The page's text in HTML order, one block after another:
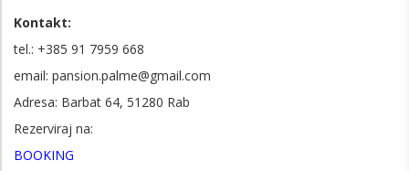
Kontakt:
tel.: +385 91 7959 668
email: pansion.palme@gmail.com
Adresa: Barbat 64, 51280 Rab
Rezerviraj na:
BOOKING